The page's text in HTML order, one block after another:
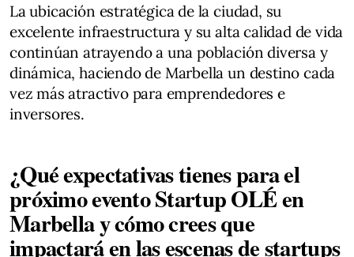
La ubicación estratégica de la ciudad, su
excelente infraestructura y su alta calidad de vida
continúan atrayendo a una población diversa y
dinámica, haciendo de Marbella un destino cada
vez más atractivo para emprendedores e
inversores.
¿Qué expectativas tienes para el
próximo evento Startup OLÉ en
Marbella y cómo crees que
impactará en las escenas de startups